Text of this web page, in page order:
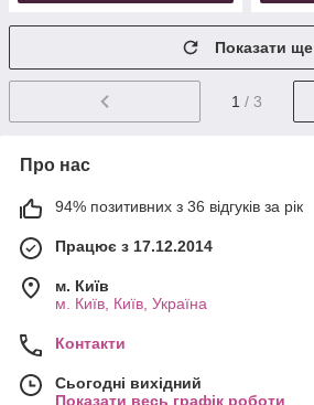
Показати ще
1 / 3
Про нас
94% позитивних з 36 відгуків за рік
Працює з 17.12.2014
м. Київ
м. Київ, Київ, Україна
Контакти
Сьогодні вихідний
Показати весь графік роботи